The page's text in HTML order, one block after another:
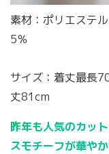
素材：ポリエステ
5％
サイズ：着丈最長
丈81cm
昨年も人気のカッ
スモチーフが華や